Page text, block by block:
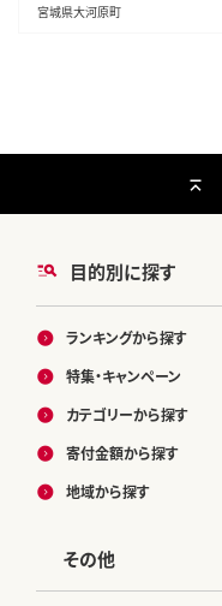
災
宮城県大河原町
目的別に探す
ランキングから探す
特集・キャンペーン
カテゴリーから探す
寄付金額から探す
地域から探す
その他